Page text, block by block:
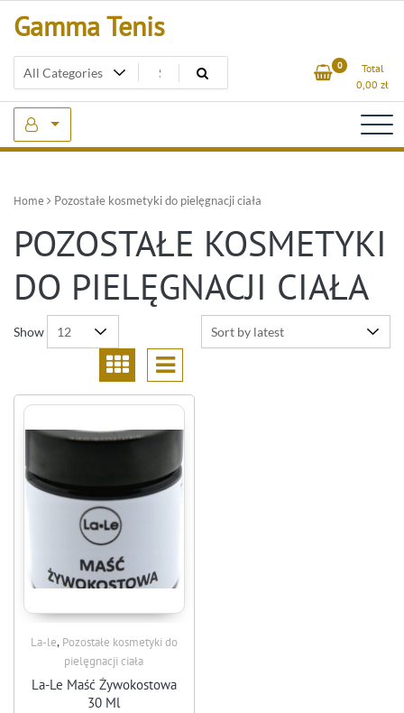
Gamma Tenis
0
Total
0,00 zł
Home Pozostałe kosmetyki do pielęgnacji ciała
POZOSTAŁE KOSMETYKI
DO PIELĘGNACJI CIAŁA
Show
La-le, Pozostałe kosmetyki do
pielęgnacji ciała
La-Le Maść Żywokostowa
30 Ml